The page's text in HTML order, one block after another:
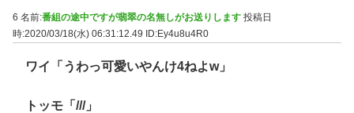
6 名前:番組の途中ですが翡翠の名無しがお送りします 投稿日
時:2020/03/18(水) 06:31:12.49 ID:Ey4u8u4R0
ワイ「うわっ可愛いやんけ4ねよw」
トッモ「///」